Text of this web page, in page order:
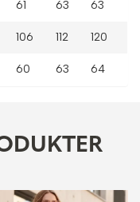
61 63 63
106 112 120
60 63 64